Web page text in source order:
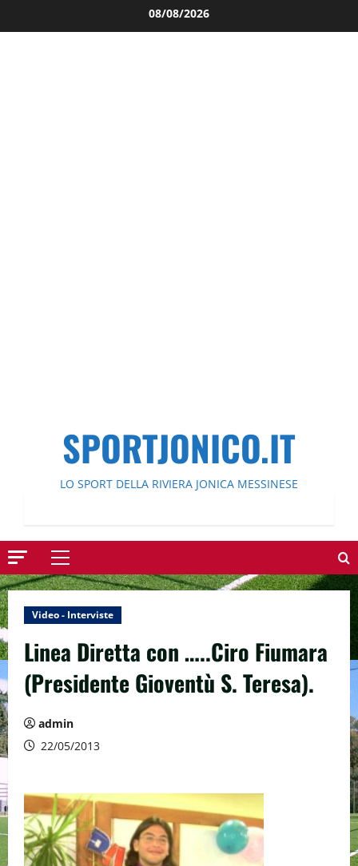
al
08/08/2026
SPORTJONICO.IT
LO SPORT DELLA RIVIERA JONICA MESSINESE
Menu
principale
Video - Interviste
Linea Diretta con …..Ciro Fiumara
(Presidente Gioventù S. Teresa).
admin
22/05/2013